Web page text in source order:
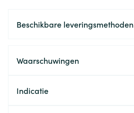
Beschikbare leveringsmethoden
Waarschuwingen
Indicatie